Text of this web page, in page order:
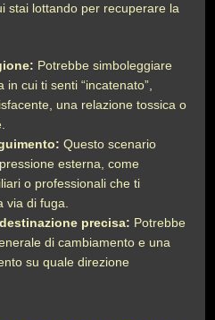
stai lottando per recuperare la
Potrebbe simboleggiare
cui ti senti “incatenato”,
una relazione tossica o
Questo scenario
esterna, come
o professionali che ti
via di fuga.
precisa: Potrebbe
di cambiamento e una
su quale direzione